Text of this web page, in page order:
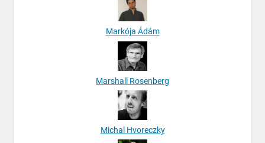
Markója Ádám
Marshall Rosenberg
Michal Hvoreczky